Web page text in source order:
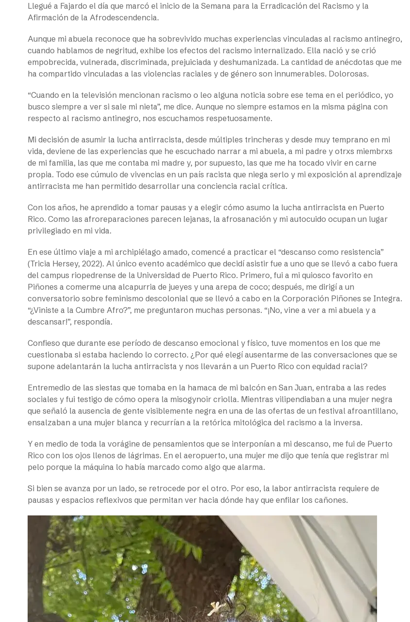
Llegué a Fajardo el día que marcó el inicio de la Semana para la Erradicación del Racismo y la
Afirmación de la Afrodescendencia.
Aunque mi abuela reconoce que ha sobrevivido muchas experiencias vinculadas al racismo antinegro,
cuando hablamos de negritud, exhibe los efectos del racismo internalizado. Ella nació y se crió
empobrecida, vulnerada, discriminada, prejuiciada y deshumanizada. La cantidad de anécdotas que me
ha compartido vinculadas a las violencias raciales y de género son innumerables. Dolorosas.
“Cuando en la televisión mencionan racismo o leo alguna noticia sobre ese tema en el periódico, yo
busco siempre a ver si sale mi nieta”, me dice. Aunque no siempre estamos en la misma página con
respecto al racismo antinegro, nos escuchamos respetuosamente.
Mi decisión de asumir la lucha antirracista, desde múltiples trincheras y desde muy temprano en mi
vida, deviene de las experiencias que he escuchado narrar a mi abuela, a mi padre y otrxs miembrxs
de mi familia, las que me contaba mi madre y, por supuesto, las que me ha tocado vivir en carne
propia. Todo ese cúmulo de vivencias en un país racista que niega serlo y mi exposición al aprendizaje
antirracista me han permitido desarrollar una conciencia racial crítica.
Con los años, he aprendido a tomar pausas y a elegir cómo asumo la lucha antirracista en Puerto
Rico. Como las afroreparaciones parecen lejanas, la afrosanación y mi autocuido ocupan un lugar
privilegiado en mi vida.
En ese último viaje a mi archipiélago amado, comencé a practicar el “descanso como resistencia”
(Tricia Hersey, 2022). Al único evento académico que decidí asistir fue a uno que se llevó a cabo fuera
del campus riopedrense de la Universidad de Puerto Rico. Primero, fui a mi quiosco favorito en
Piñones a comerme una alcapurria de jueyes y una arepa de coco; después, me dirigí a un
conversatorio sobre feminismo descolonial que se llevó a cabo en la Corporación Piñones se Integra.
“¿Viniste a la Cumbre Afro?”, me preguntaron muchas personas. “¡No, vine a ver a mi abuela y a
descansar!”, respondía.
Confieso que durante ese período de descanso emocional y físico, tuve momentos en los que me
cuestionaba si estaba haciendo lo correcto. ¿Por qué elegí ausentarme de las conversaciones que se
supone adelantarán la lucha antirracista y nos llevarán a un Puerto Rico con equidad racial?
Entremedio de las siestas que tomaba en la hamaca de mi balcón en San Juan, entraba a las redes
sociales y fui testigo de cómo opera la misogynoir criolla. Mientras vilipendiaban a una mujer negra
que señaló la ausencia de gente visiblemente negra en una de las ofertas de un festival afroantillano,
ensalzaban a una mujer blanca y recurrían a la retórica mitológica del racismo a la inversa.
Y en medio de toda la vorágine de pensamientos que se interponían a mi descanso, me fui de Puerto
Rico con los ojos llenos de lágrimas. En el aeropuerto, una mujer me dijo que tenía que registrar mi
pelo porque la máquina lo había marcado como algo que alarma.
Si bien se avanza por un lado, se retrocede por el otro. Por eso, la labor antirracista requiere de
pausas y espacios reflexivos que permitan ver hacia dónde hay que enfilar los cañones.